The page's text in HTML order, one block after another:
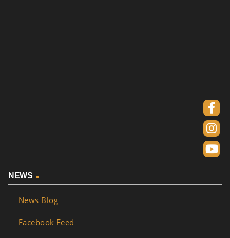
NEWS
News Blog
Facebook Feed